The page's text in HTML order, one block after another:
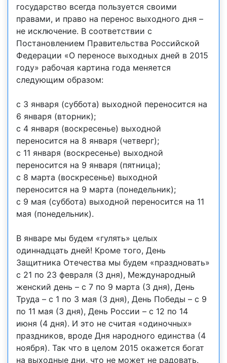
государство всегда пользуется своими
правами, и право на перенос выходного дня –
не исключение. В соответствии с
Постановлением Правительства Российской
Федерации «О переносе выходных дней в 2015
году» рабочая картина года меняется
следующим образом:
с 3 января (суббота) выходной переносится на
6 января (вторник);
с 4 января (воскресенье) выходной
переносится на 8 января (четверг);
с 11 января (воскресенье) выходной
переносится на 9 января (пятница);
с 8 марта (воскресенье) выходной
переносится на 9 марта (понедельник);
с 9 мая (суббота) выходной переносится на 11
мая (понедельник).
В январе мы будем «гулять» целых
одиннадцать дней! Кроме того, День
Защитника Отечества мы будем «праздновать»
с 21 по 23 февраля (3 дня), Международный
женский день – с 7 по 9 марта (3 дня), День
Труда – с 1 по 3 мая (3 дня), День Победы – с 9
по 11 мая (3 дня), День России – с 12 по 14
июня (4 дня). И это не считая «одиночных»
праздников, вроде Дня народного единства (4
ноября). Так что в целом 2015 окажется богат
на выходные дни, что не может не радовать.